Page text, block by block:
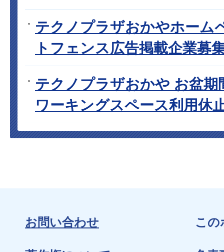
テクノプラザおかやホーム
トフェンス広告掲載企業募
テクノプラザおかや お盆期
ワーキングスペース利用休
お問い合わせ この